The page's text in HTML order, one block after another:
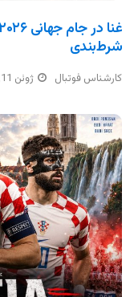
شرط‌بندی
کارشناس فوتبال ژوئن 11, 2026